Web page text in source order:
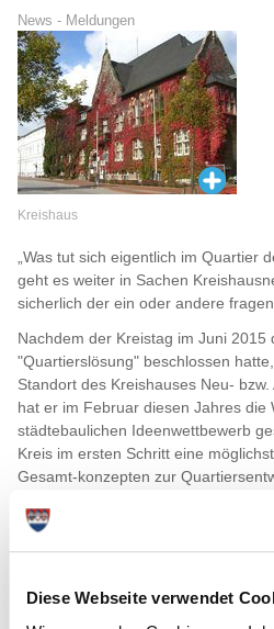
Diese Webseite verwendet
News - Meldungen
Kreishaus
„Was tut sich eigentlich im Quartier
geht es weiter in Sachen
sicherlich der ein oder andere
Nachdem der Kreistag im Juni 2015
"Quartierslösung" beschlossen
Standort des Kreishauses Neu-
hat er im Februar diesen Jahres die
städtebaulichen Ideenwettbewerb
Kreis im ersten Schritt eine
Gesamt-konzepten zur
haben rund 60 Stadtplaner und
und wird die Aufgabe nicht nur